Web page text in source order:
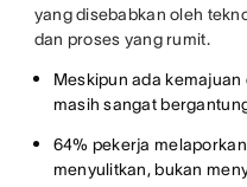
yang disebabkan oleh
dan proses yang rumit.
Meskipun ada
masih sangat
64% pekerja
menyulitkan, bukan